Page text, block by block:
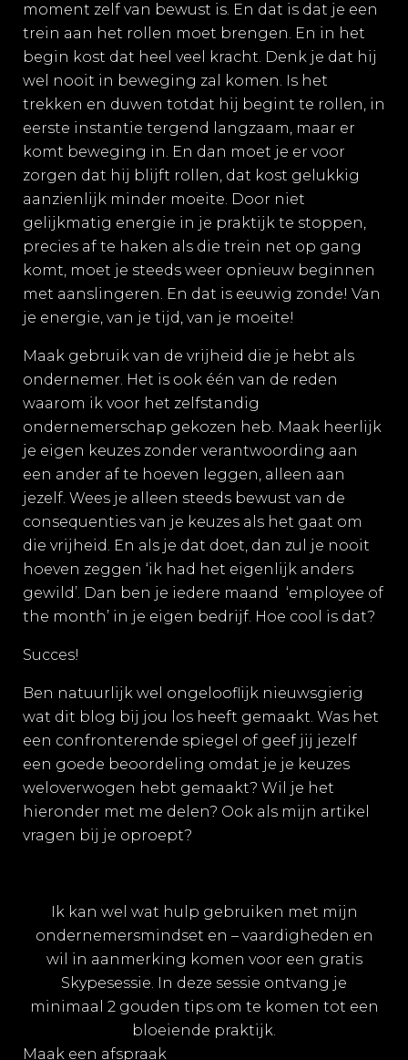
moment zelf van bewust is. En dat is dat je een
trein aan het rollen moet brengen. En in het
begin kost dat heel veel kracht. Denk je dat hij
wel nooit in beweging zal komen. Is het
trekken en duwen totdat hij begint te rollen, in
eerste instantie tergend langzaam, maar er
komt beweging in. En dan moet je er voor
zorgen dat hij blijft rollen, dat kost gelukkig
aanzienlijk minder moeite. Door niet
gelijkmatig energie in je praktijk te stoppen,
precies af te haken als die trein net op gang
komt, moet je steeds weer opnieuw beginnen
met aanslingeren. En dat is eeuwig zonde! Van
je energie, van je tijd, van je moeite!
Maak gebruik van de vrijheid die je hebt als
ondernemer. Het is ook één van de reden
waarom ik voor het zelfstandig
ondernemerschap gekozen heb. Maak heerlijk
je eigen keuzes zonder verantwoording aan
een ander af te hoeven leggen, alleen aan
jezelf. Wees je alleen steeds bewust van de
consequenties van je keuzes als het gaat om
die vrijheid. En als je dat doet, dan zul je nooit
hoeven zeggen ‘ik had het eigenlijk anders
gewild’. Dan ben je iedere maand ‘employee of
the month’ in je eigen bedrijf. Hoe cool is dat?
Succes!
Ben natuurlijk wel ongelooflijk nieuwsgierig
wat dit blog bij jou los heeft gemaakt. Was het
een confronterende spiegel of geef jij jezelf
een goede beoordeling omdat je je keuzes
weloverwogen hebt gemaakt? Wil je het
hieronder met me delen? Ook als mijn artikel
vragen bij je oproept?
Ik kan wel wat hulp gebruiken met mijn
ondernemersmindset en – vaardigheden en
wil in aanmerking komen voor een gratis
Skypesessie. In deze sessie ontvang je
minimaal 2 gouden tips om te komen tot een
bloeiende praktijk.
Maak een afspraak